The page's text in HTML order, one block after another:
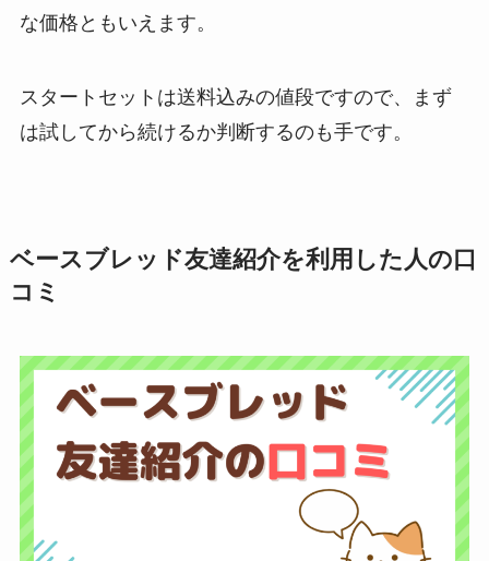
な価格ともいえます。
スタートセットは送料込みの値段ですので、まず
は試してから続けるか判断するのも手です。
ベースブレッド友達紹介を利用した人の口
コミ